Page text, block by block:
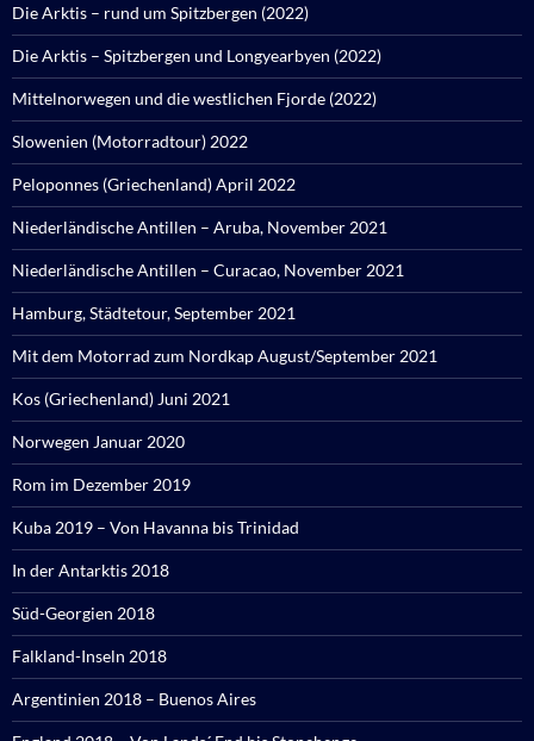
Die Arktis – rund um Spitzbergen (2022)
Die Arktis – Spitzbergen und Longyearbyen (2022)
Mittelnorwegen und die westlichen Fjorde (2022)
Slowenien (Motorradtour) 2022
Peloponnes (Griechenland) April 2022
Niederländische Antillen – Aruba, November 2021
Niederländische Antillen – Curacao, November 2021
Hamburg, Städtetour, September 2021
Mit dem Motorrad zum Nordkap August/September 2021
Kos (Griechenland) Juni 2021
Norwegen Januar 2020
Rom im Dezember 2019
Kuba 2019 – Von Havanna bis Trinidad
In der Antarktis 2018
Süd-Georgien 2018
Falkland-Inseln 2018
Argentinien 2018 – Buenos Aires